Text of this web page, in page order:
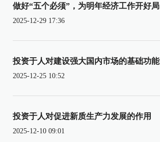
做好“五个必须”，为明年经济工作开好局
2025-12-29 17:36
投资于人对建设强大国内市场的基础功能
2025-12-25 10:52
投资于人对促进新质生产力发展的作用
2025-12-10 09:01